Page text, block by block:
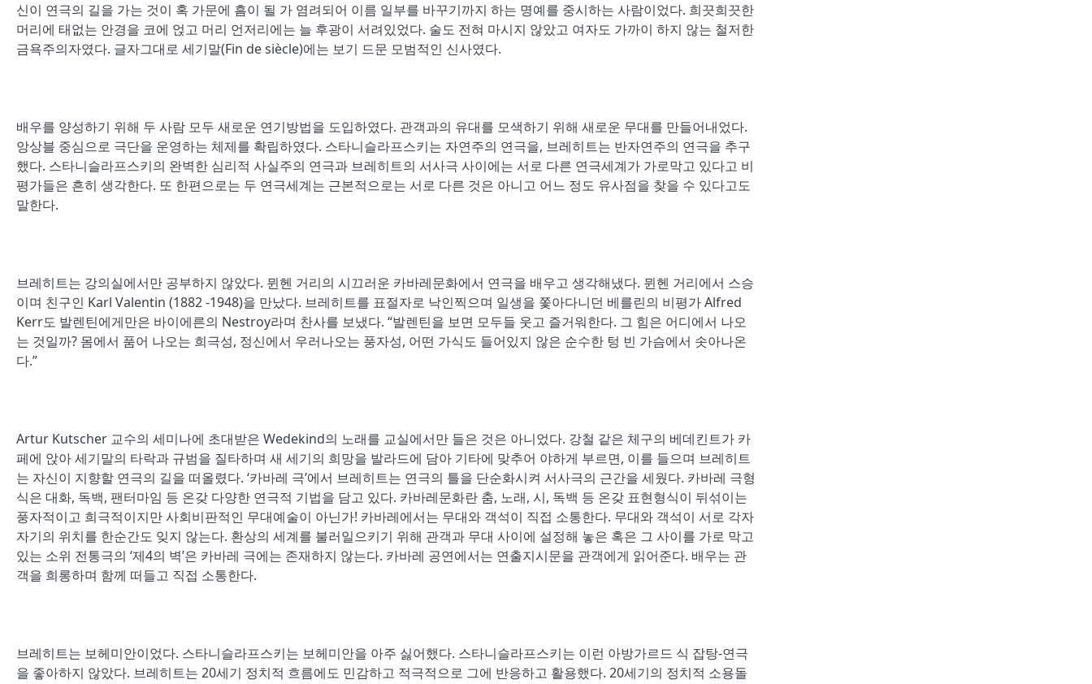
신이 연극의 길을 가는 것이 혹 가문에 흠이 될 가 염려되어 이름 일부를 바꾸기까지 하는 명예를 중시하는 사람이었다. 희끗희끗한
머리에 태없는 안경을 코에 얹고 머리 언저리에는 늘 후광이 서려있었다. 술도 전혀 마시지 않았고 여자도 가까이 하지 않는 철저한
금욕주의자였다. 글자그대로 세기말(Fin de siècle)에는 보기 드문 모범적인 신사였다.
배우를 양성하기 위해 두 사람 모두 새로운 연기방법을 도입하였다. 관객과의 유대를 모색하기 위해 새로운 무대를 만들어내었다.
앙상블 중심으로 극단을 운영하는 체제를 확립하였다. 스타니슬라프스키는 자연주의 연극을, 브레히트는 반자연주의 연극을 추구
했다. 스타니슬라프스키의 완벽한 심리적 사실주의 연극과 브레히트의 서사극 사이에는 서로 다른 연극세계가 가로막고 있다고 비
평가들은 흔히 생각한다. 또 한편으로는 두 연극세계는 근본적으로는 서로 다른 것은 아니고 어느 정도 유사점을 찾을 수 있다고도
말한다.
브레히트는 강의실에서만 공부하지 않았다. 뮌헨 거리의 시끄러운 카바레문화에서 연극을 배우고 생각해냈다. 뮌헨 거리에서 스승
이며 친구인 Karl Valentin (1882 -1948)을 만났다. 브레히트를 표절자로 낙인찍으며 일생을 쫓아다니던 베를린의 비평가 Alfred
Kerr도 발렌틴에게만은 바이에른의 Nestroy라며 찬사를 보냈다. “발렌틴을 보면 모두들 웃고 즐거워한다. 그 힘은 어디에서 나오
는 것일까? 몸에서 품어 나오는 희극성, 정신에서 우러나오는 풍자성, 어떤 가식도 들어있지 않은 순수한 텅 빈 가슴에서 솟아나온
다.”
Artur Kutscher 교수의 세미나에 초대받은 Wedekind의 노래를 교실에서만 들은 것은 아니었다. 강철 같은 체구의 베데킨트가 카
페에 앉아 세기말의 타락과 규범을 질타하며 새 세기의 희망을 발라드에 담아 기타에 맞추어 야하게 부르면, 이를 들으며 브레히트
는 자신이 지향할 연극의 길을 떠올렸다. ‘카바레 극’에서 브레히트는 연극의 틀을 단순화시켜 서사극의 근간을 세웠다. 카바레 극형
식은 대화, 독백, 팬터마임 등 온갖 다양한 연극적 기법을 담고 있다. 카바레문화란 춤, 노래, 시, 독백 등 온갖 표현형식이 뒤섞이는
풍자적이고 희극적이지만 사회비판적인 무대예술이 아닌가! 카바레에서는 무대와 객석이 직접 소통한다. 무대와 객석이 서로 각자
자기의 위치를 한순간도 잊지 않는다. 환상의 세계를 불러일으키기 위해 관객과 무대 사이에 설정해 놓은 혹은 그 사이를 가로 막고
있는 소위 전통극의 ‘제4의 벽’은 카바레 극에는 존재하지 않는다. 카바레 공연에서는 연출지시문을 관객에게 읽어준다. 배우는 관
객을 희롱하며 함께 떠들고 직접 소통한다.
브레히트는 보헤미안이었다. 스타니슬라프스키는 보헤미안을 아주 싫어했다. 스타니슬라프스키는 이런 아방가르드 식 잡탕-연극
을 좋아하지 않았다. 브레히트는 20세기 정치적 흐름에도 민감하고 적극적으로 그에 반응하고 활용했다. 20세기의 정치적 소용돌